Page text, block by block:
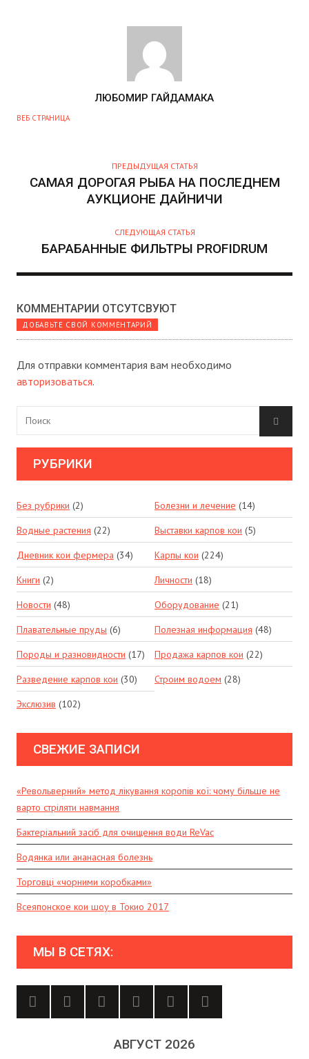
В
ЛЮБОМИР ГАЙДАМАКА
ВЕБ СТРАНИЦА
ПРЕДЫДУЩАЯ СТАТЬЯ
САМАЯ ДОРОГАЯ РЫБА НА ПОСЛЕДНЕМ
АУКЦИОНЕ ДАЙНИЧИ
СЛЕДУЮЩАЯ СТАТЬЯ
БАРАБАННЫЕ ФИЛЬТРЫ PROFIDRUM
КОММЕНТАРИИ ОТСУТСВУЮТ
ДОБАВЬТЕ СВОЙ КОММЕНТАРИЙ
Для отправки комментария вам необходимо
авторизоваться.
РУБРИКИ
Без рубрики (2) Болезни и лечение (14)
Водные растения (22) Выставки карпов кои (5)
Дневник кои фермера (34) Карпы кои (224)
Книги (2) Личности (18)
Новости (48) Оборудование (21)
Плавательные пруды (6) Полезная информация (48)
Породы и разновидности (17) Продажа карпов кои (22)
Разведение карпов кои (30) Строим водоем (28)
Экслюзив (102)
СВЕЖИЕ ЗАПИСИ
«Револьверний» метод лікування коропів кої: чому більше не
варто стріляти навмання
Бактеріальний засіб для очищення води ReVac
Водянка или ананасная болезнь
Торговці «чорними коробками»
Всеяпонское кои шоу в Токио 2017
МЫ В СЕТЯХ:
АВГУСТ 2026